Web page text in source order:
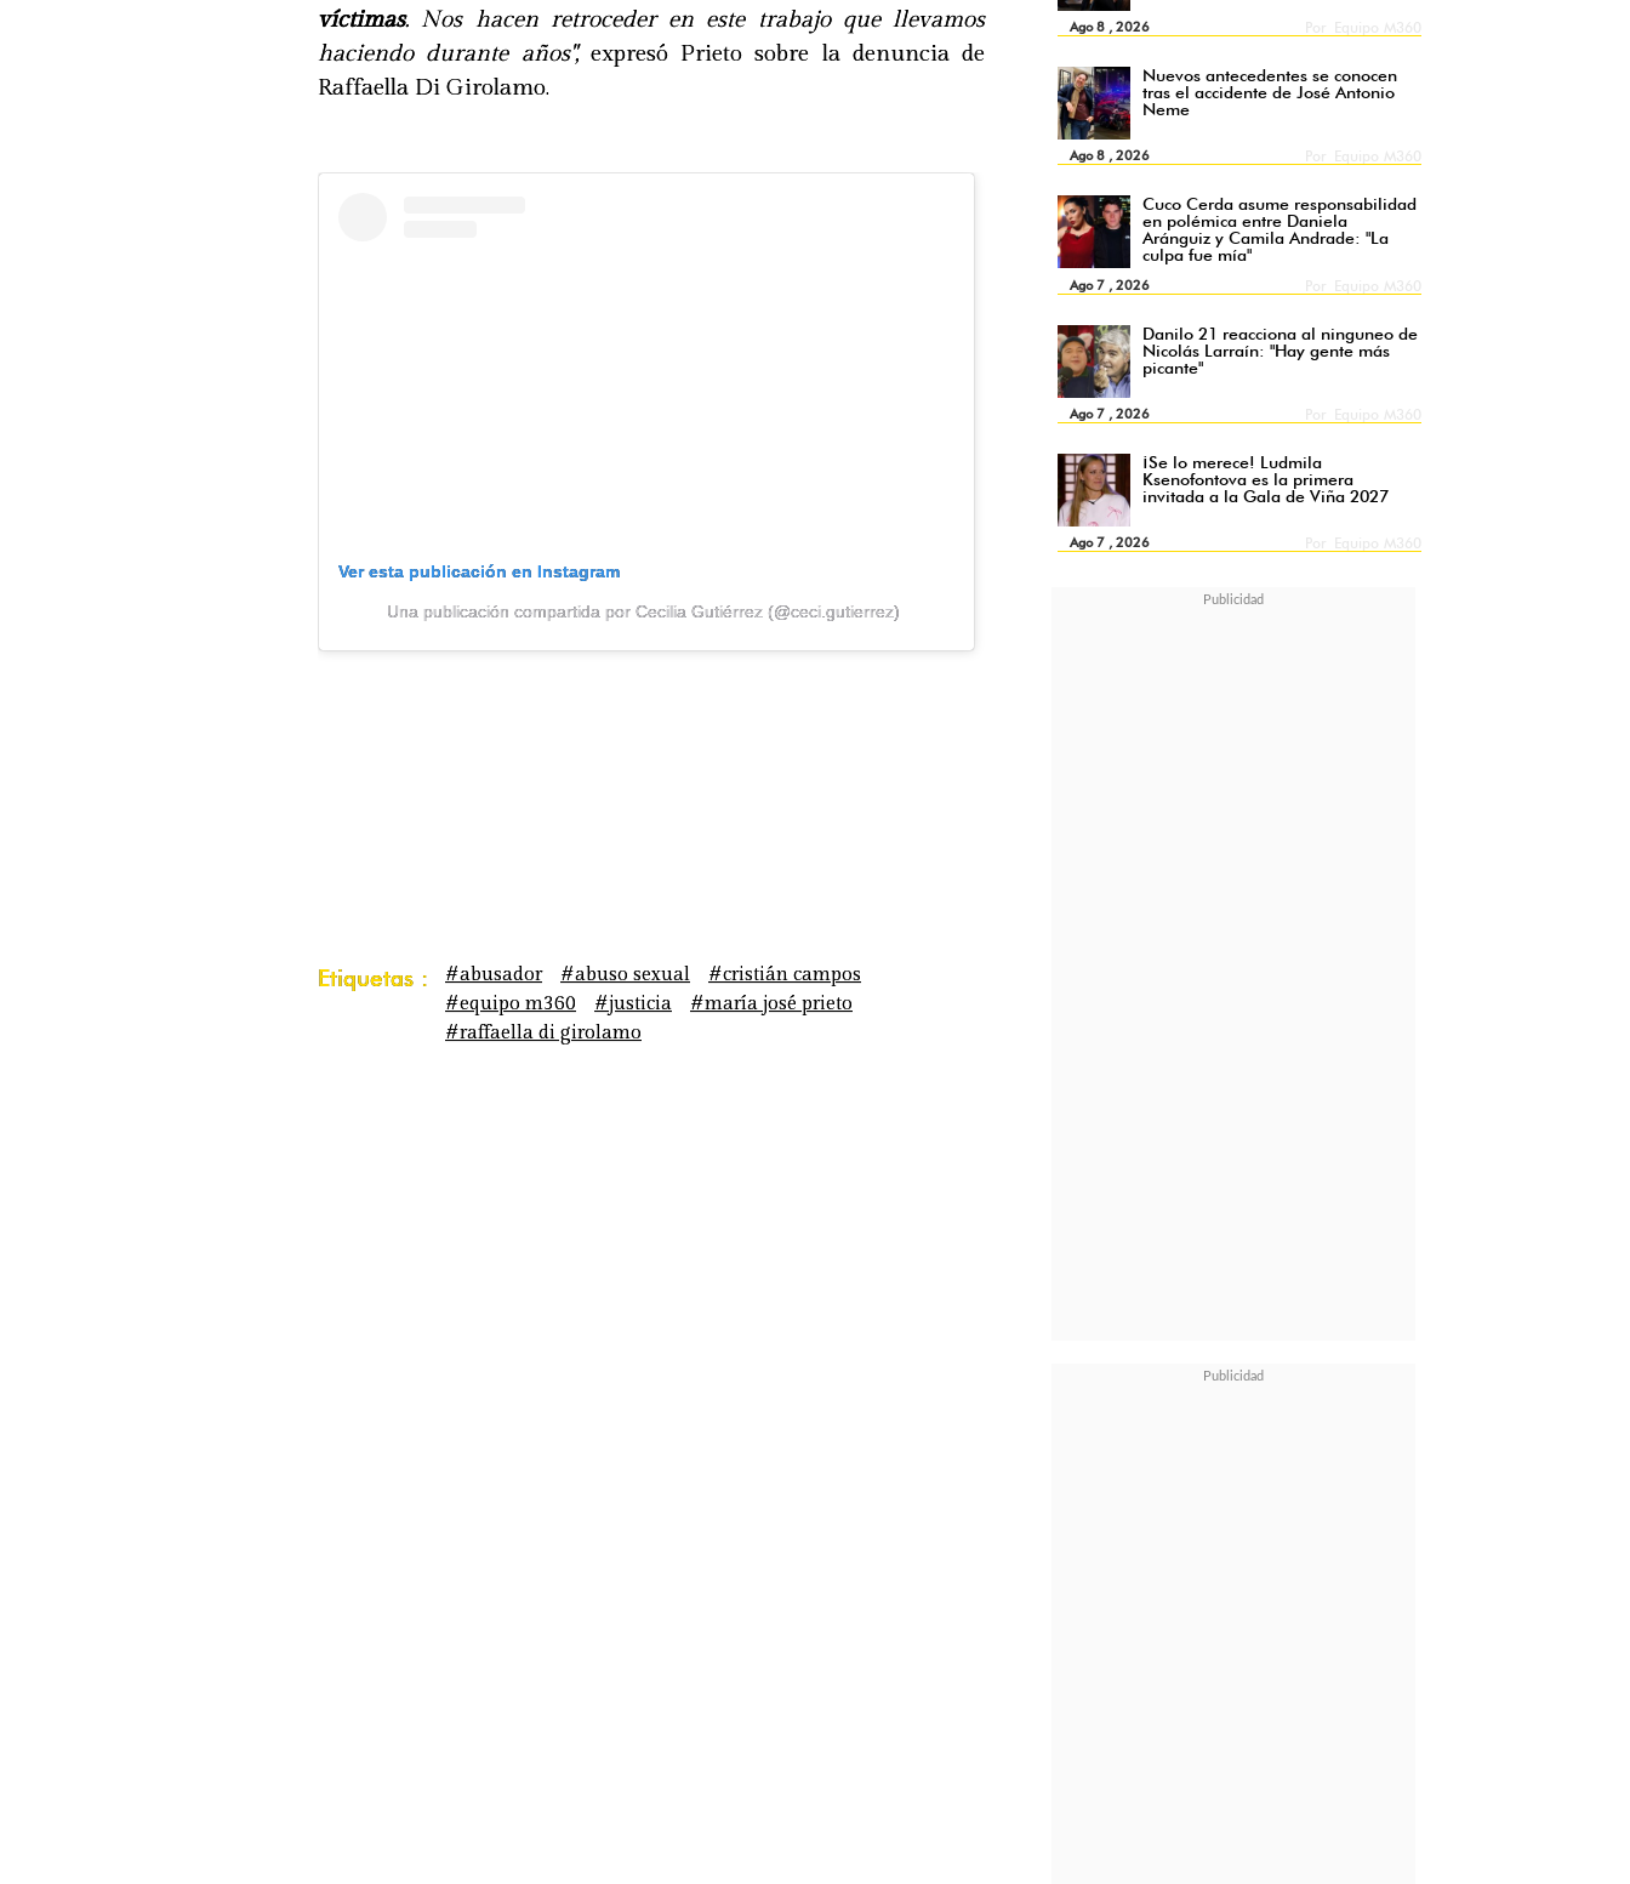
Ago 8 , 2026
Nuevos antecedentes se conocen
tras el accidente de José Antonio
Neme
Ago 8 , 2026
Cuco Cerda asume responsabilidad
en polémica entre Daniela
Aránguiz y Camila Andrade: "La
culpa fue mía"
Ago 7 , 2026
Danilo 21 reacciona al ninguneo de
Nicolás Larraín: "Hay gente más
picante"
Ago 7 , 2026
¡Se lo merece! Ludmila
Ksenofontova es la primera
invitada a la Gala de Viña 2027
Ago 7 , 2026
víctimas. Nos hacen retroceder en este trabajo que llevamos
haciendo durante años",expresó Prieto sobre la denuncia de
Raffaella Di Girolamo.
Ver esta publicación en Instagram
Una publicación compartida por Cecilia Gutiérrez (@ceci.gutierrez)
Etiquetas : #abusador #abuso sexual
#cristián campos
#equipo m360
#justicia
#maría josé prieto
#raffaella di girolamo